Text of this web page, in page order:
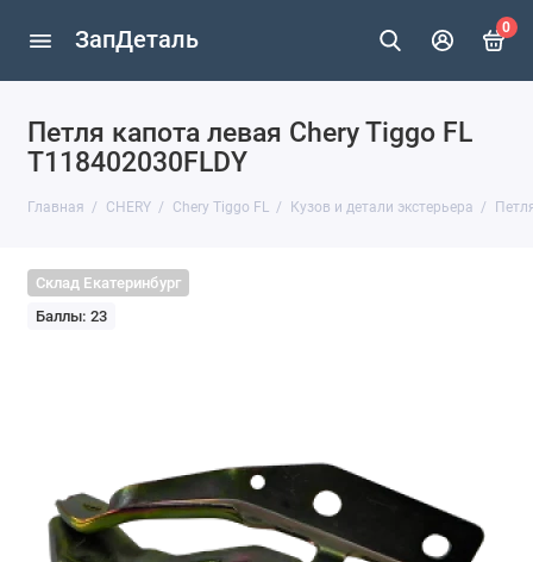
ЗапДеталь 0
Петля капота левая Chery Tiggo FL
T118402030FLDY
Главная CHERY Chery Tiggo FL Кузов и детали экстерьера
Склад Екатеринбург
Баллы: 23